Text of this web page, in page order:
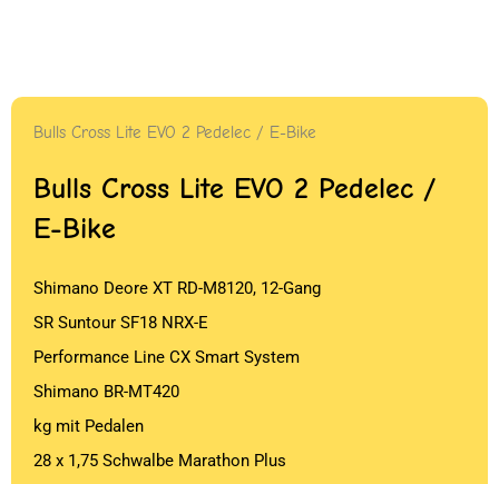
Bulls Cross Lite EVO 2 Pedelec / E-Bike
Bulls Cross Lite EVO 2 Pedelec /
E-Bike
Shimano Deore XT RD-M8120, 12-Gang
SR Suntour SF18 NRX-E
Performance Line CX Smart System
Shimano BR-MT420
kg mit Pedalen
28 x 1,75 Schwalbe Marathon Plus